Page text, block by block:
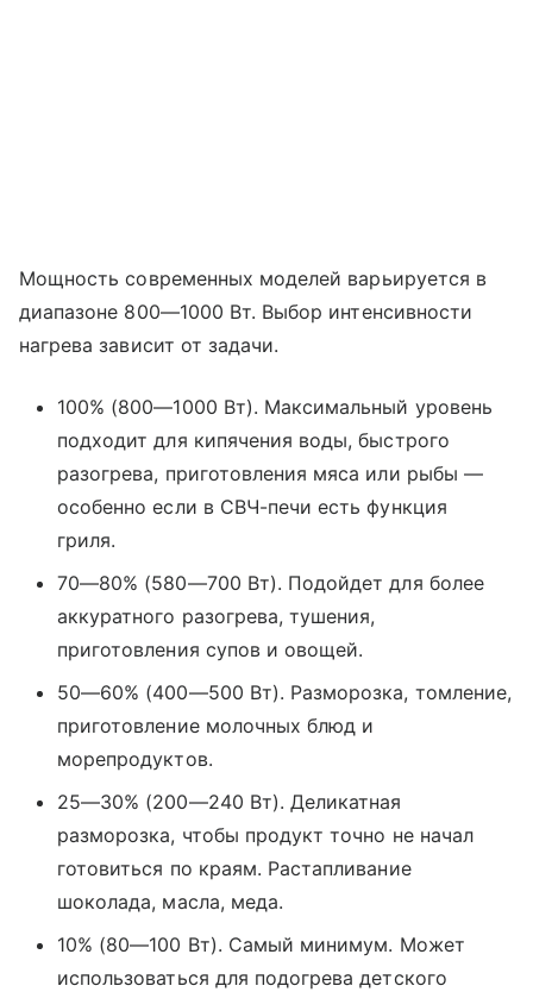
Мощность современных моделей варьируется в
диапазоне 800—1000 Вт. Выбор интенсивности
нагрева зависит от задачи.
100% (800—1000 Вт). Максимальный уровень
подходит для кипячения воды, быстрого
разогрева, приготовления мяса или рыбы —
особенно если в СВЧ-печи есть функция
гриля.
70—80% (580—700 Вт). Подойдет для более
аккуратного разогрева, тушения,
приготовления супов и овощей.
50—60% (400—500 Вт). Разморозка, томление,
приготовление молочных блюд и
морепродуктов.
25—30% (200—240 Вт). Деликатная
разморозка, чтобы продукт точно не начал
готовиться по краям. Растапливание
шоколада, масла, меда.
10% (80—100 Вт). Самый минимум. Может
использоваться для подогрева детского